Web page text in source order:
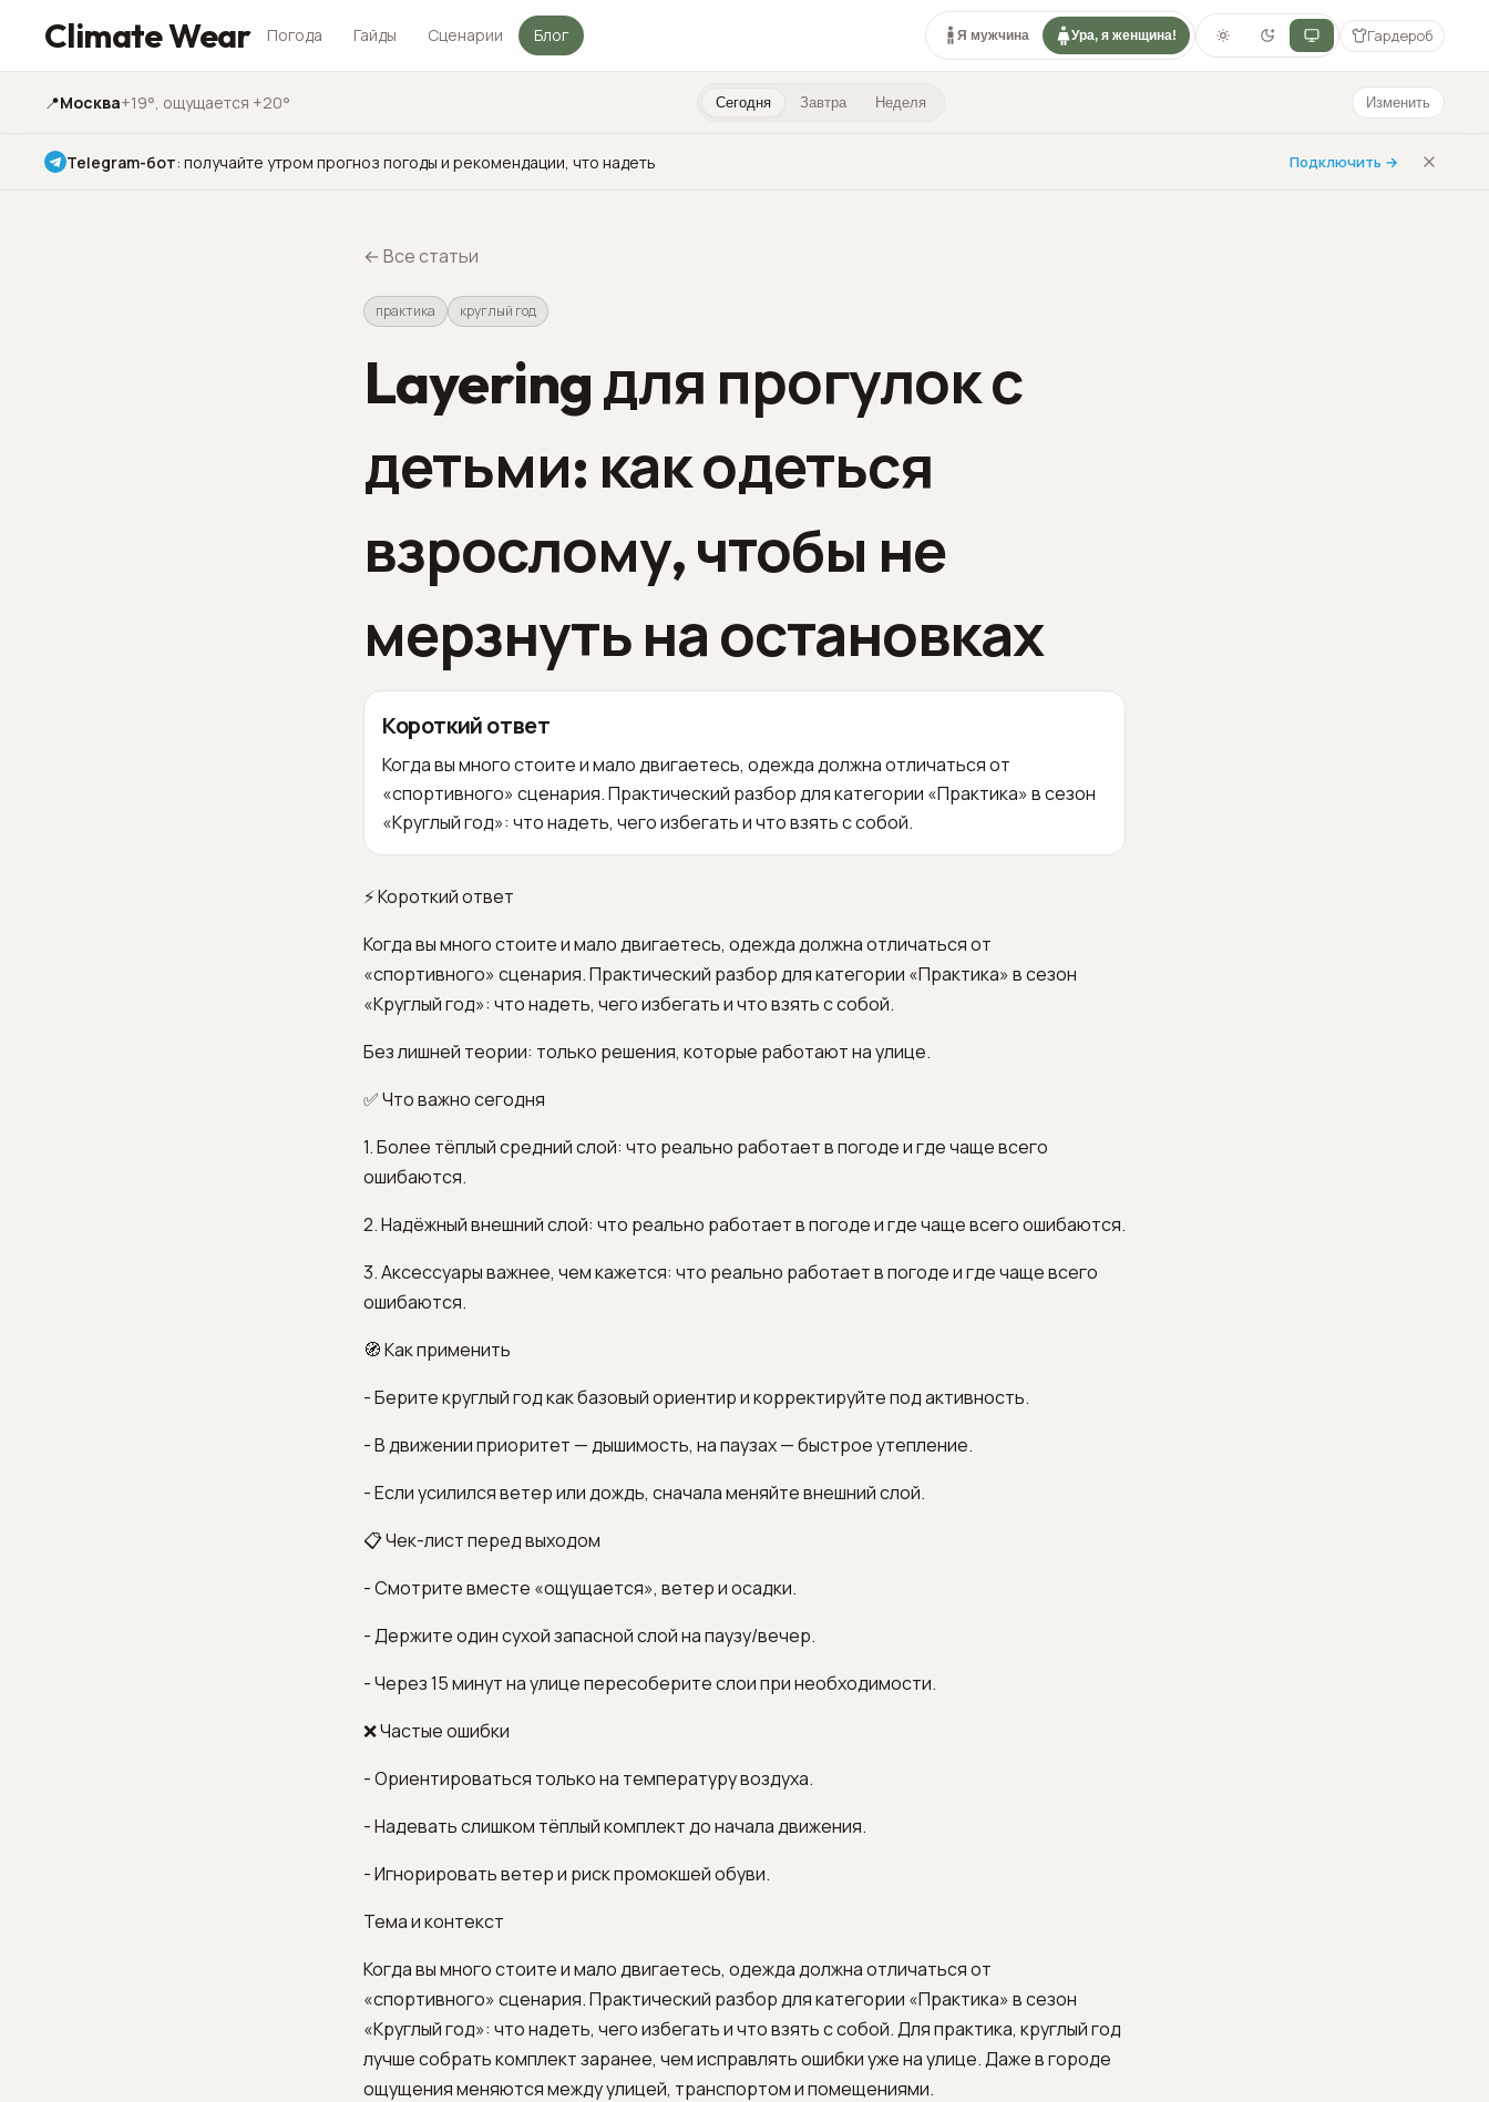
Climate Wear Погода Гайды Сценарии Блог Я мужчина Ура, я женщина! Гардероб
📍Москва+19°, ощущается +20° Сегодня Завтра Неделя Изменить
Telegram-бот: получайте утром прогноз погоды и рекомендации, что надеть Подключить →
←Все статьи
практика круглый год
Layering для прогулок с
детьми: как одеться
взрослому, чтобы не
мерзнуть на остановках
Короткий ответ
Когда вы много стоите и мало двигаетесь, одежда должна отличаться от
«спортивного» сценария. Практический разбор для категории «Практика» в сезон
«Круглый год»: что надеть, чего избегать и что взять с собой.
⚡ Короткий ответ
Когда вы много стоите и мало двигаетесь, одежда должна отличаться от
«спортивного» сценария. Практический разбор для категории «Практика» в сезон
«Круглый год»: что надеть, чего избегать и что взять с собой.
Без лишней теории: только решения, которые работают на улице.
✅ Что важно сегодня
1. Более тёплый средний слой: что реально работает в погоде и где чаще всего
ошибаются.
2. Надёжный внешний слой: что реально работает в погоде и где чаще всего ошибаются.
3. Аксессуары важнее, чем кажется: что реально работает в погоде и где чаще всего
ошибаются.
🧭 Как применить
- Берите круглый год как базовый ориентир и корректируйте под активность.
- В движении приоритет — дышимость, на паузах — быстрое утепление.
- Если усилился ветер или дождь, сначала меняйте внешний слой.
📋 Чек-лист перед выходом
- Смотрите вместе «ощущается», ветер и осадки.
- Держите один сухой запасной слой на паузу/вечер.
- Через 15 минут на улице пересоберите слои при необходимости.
❌ Частые ошибки
- Ориентироваться только на температуру воздуха.
- Надевать слишком тёплый комплект до начала движения.
- Игнорировать ветер и риск промокшей обуви.
Тема и контекст
Когда вы много стоите и мало двигаетесь, одежда должна отличаться от
«спортивного» сценария. Практический разбор для категории «Практика» в сезон
«Круглый год»: что надеть, чего избегать и что взять с собой. Для практика, круглый год
лучше собрать комплект заранее, чем исправлять ошибки уже на улице. Даже в городе
ощущения меняются между улицей, транспортом и помещениями.